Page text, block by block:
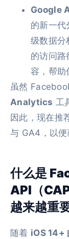
Google
的新一代
级数据分
的访问路
容，帮助
虽然
Analytics 工
因此，现在推
与 GA4，以便
什么是
API（
越来越重
随着 iOS 14+